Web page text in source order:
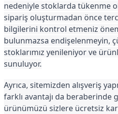
nedeniyle stoklarda tükenme
sipariş oluşturmadan önce
bilgilerini kontrol etmeniz
bulunmazsa endişelenmeyin,
stoklarımız yenileniyor ve
sunuluyor.
Ayrıca, sitemizden alışveriş
farklı avantajı da
ürünümüzü sizlere ücretsiz